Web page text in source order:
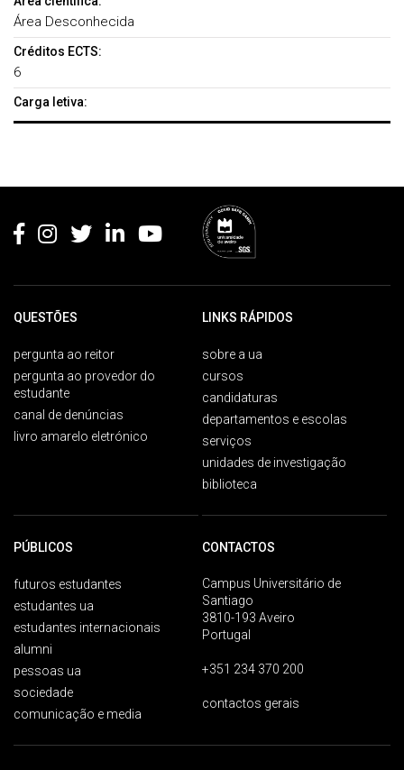
Área Desconhecida
Créditos ECTS:
6
Carga letiva:
QUESTÕES
pergunta ao reitor
pergunta ao provedor do
estudante
canal de denúncias
livro amarelo eletrónico
LINKS RÁPIDOS
sobre a ua
cursos
candidaturas
departamentos e escolas
serviços
unidades de investigação
biblioteca
PÚBLICOS
futuros estudantes
estudantes ua
estudantes internacionais
alumni
pessoas ua
sociedade
comunicação e media
CONTACTOS
Campus Universitário de
Santiago
3810-193 Aveiro
Portugal
+351 234 370 200
contactos gerais